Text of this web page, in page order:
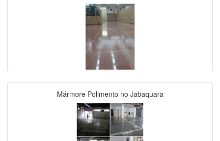
Mármore Polimento no Jabaquara